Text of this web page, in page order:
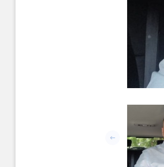
Попередній слайд